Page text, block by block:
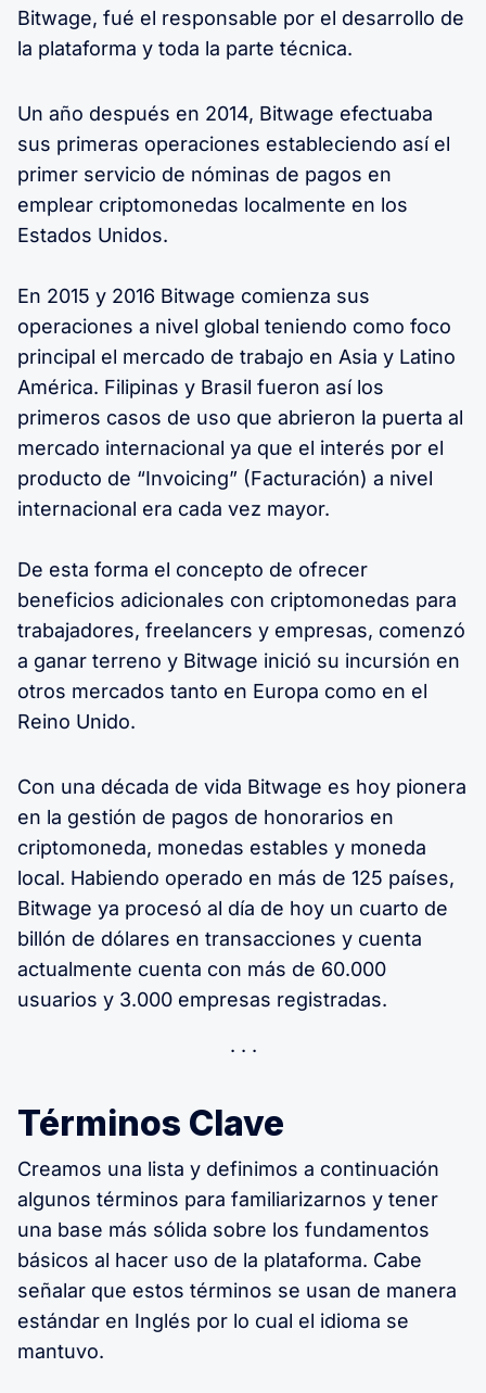
Bitwage, fué el responsable por el desarrollo de
la plataforma y toda la parte técnica.
Un año después en 2014, Bitwage efectuaba
sus primeras operaciones estableciendo así el
primer servicio de nóminas de pagos en
emplear criptomonedas localmente en los
Estados Unidos.
En 2015 y 2016 Bitwage comienza sus
operaciones a nivel global teniendo como foco
principal el mercado de trabajo en Asia y Latino
América. Filipinas y Brasil fueron así los
primeros casos de uso que abrieron la puerta al
mercado internacional ya que el interés por el
producto de “Invoicing” (Facturación) a nivel
internacional era cada vez mayor.
De esta forma el concepto de ofrecer
beneficios adicionales con criptomonedas para
trabajadores, freelancers y empresas, comenzó
a ganar terreno y Bitwage inició su incursión en
otros mercados tanto en Europa como en el
Reino Unido.
Con una década de vida Bitwage es hoy pionera
en la gestión de pagos de honorarios en
criptomoneda, monedas estables y moneda
local. Habiendo operado en más de 125 países,
Bitwage ya procesó al día de hoy un cuarto de
billón de dólares en transacciones y cuenta
actualmente cuenta con más de 60.000
usuarios y 3.000 empresas registradas.
Términos Clave
Creamos una lista y definimos a continuación
algunos términos para familiarizarnos y tener
una base más sólida sobre los fundamentos
básicos al hacer uso de la plataforma. Cabe
señalar que estos términos se usan de manera
estándar en Inglés por lo cual el idioma se
mantuvo.